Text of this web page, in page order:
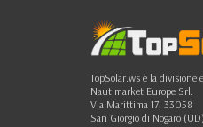
TopSolar.ws è la divisione
Nautimarket Europe Srl.
Via Marittima 17, 33058
San Giorgio di Nogaro